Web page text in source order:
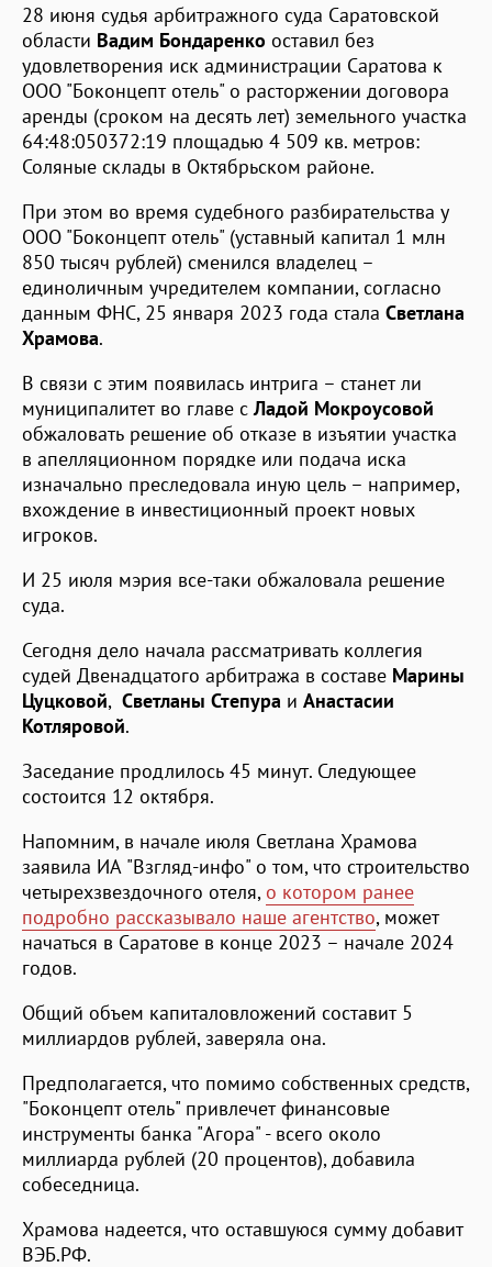
28 июня судья арбитражного суда Саратовской
области Вадим Бондаренко оставил без
удовлетворения иск администрации Саратова к
ООО "Боконцепт отель" о расторжении договора
аренды (сроком на десять лет) земельного участка
64:48:050372:19 площадью 4 509 кв. метров:
Соляные склады в Октябрьском районе.
При этом во время судебного разбирательства у
ООО "Боконцепт отель" (уставный капитал 1 млн
850 тысяч рублей) сменился владелец –
единоличным учредителем компании, согласно
данным ФНС, 25 января 2023 года стала Светлана
Храмова.
В связи с этим появилась интрига – станет ли
муниципалитет во главе с Ладой Мокроусовой
обжаловать решение об отказе в изъятии участка
в апелляционном порядке или подача иска
изначально преследовала иную цель – например,
вхождение в инвестиционный проект новых
игроков.
И 25 июля мэрия все-таки обжаловала решение
суда.
Сегодня дело начала рассматривать коллегия
судей Двенадцатого арбитража в составе Марины
Цуцковой, Светланы Степура и Анастасии
Котляровой.
Заседание продлилось 45 минут. Следующее
состоится 12 октября.
Напомним, в начале июля Светлана Храмова
заявила ИА "Взгляд-инфо" о том, что строительство
четырехзвездочного отеля, о котором ранее
подробно рассказывало наше агентство, может
начаться в Саратове в конце 2023 – начале 2024
годов.
Общий объем капиталовложений составит 5
миллиардов рублей, заверяла она.
Предполагается, что помимо собственных средств,
"Боконцепт отель" привлечет финансовые
инструменты банка "Агора" - всего около
миллиарда рублей (20 процентов), добавила
собеседница.
Храмова надеется, что оставшуюся сумму добавит
ВЭБ.РФ.